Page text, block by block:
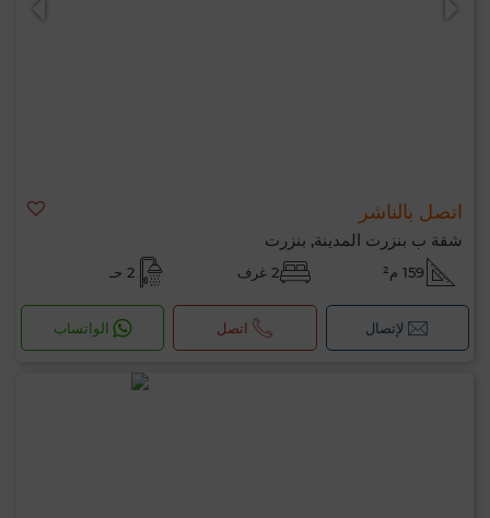
اتصل بالناشر
شقة ب بنزرت المدينة, بنزرت
159 م² 2 غرف 2 حـ
لإتصال اتصل الواتساب